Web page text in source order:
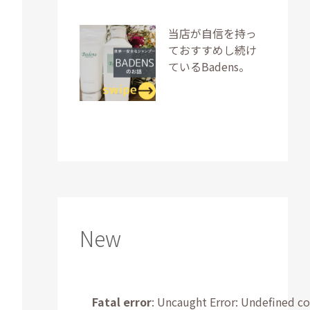
当店が自信を持っ
ておすすめし続け
ているBadens。
New
Fatal error: Uncaught Error: Undefined